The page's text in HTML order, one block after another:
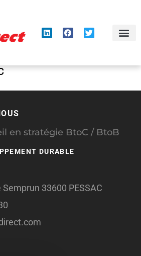
en stratégie BtoC / BtoB
DURABLE
33600 PESSAC